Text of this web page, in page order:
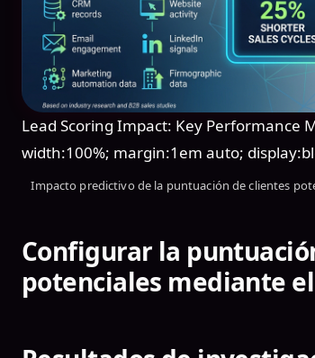
Lead Scoring Impact: Key Performance
width:100%; margin:1em auto;
Impacto predictivo de la puntuación de clientes
Configurar la
potenciales mediante